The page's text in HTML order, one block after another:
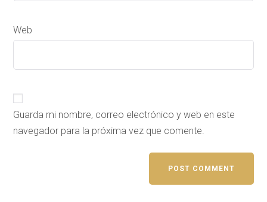
Web
Guarda mi nombre, correo electrónico y web en este
navegador para la próxima vez que comente.